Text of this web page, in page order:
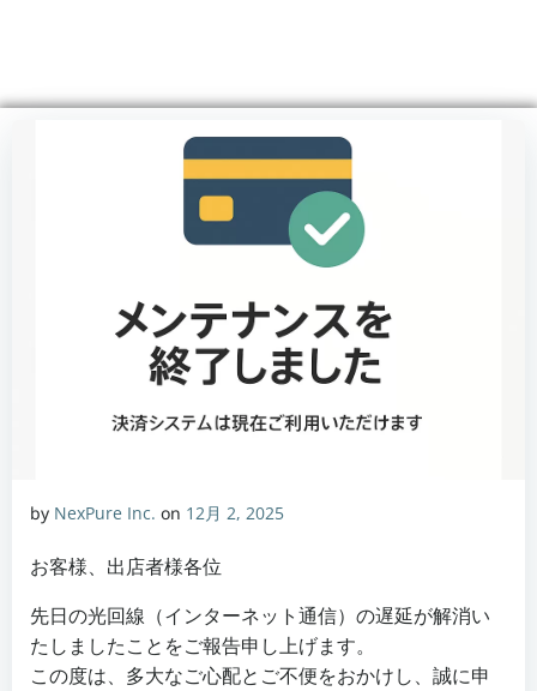
ン
へ
ス
ッ
by NexPure Inc. on 12月 2, 2025
お客様、出店者様各位
先日の光回線（インターネット通信）の遅延が解消い
たしましたことをご報告申し上げます。
この度は、多大なご心配とご不便をおかけし、誠に申